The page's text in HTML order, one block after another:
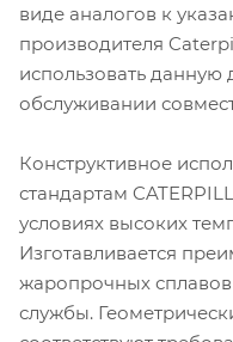
виде аналогов к
производителя
использовать данную
обслуживании
Конструктивное
стандартам
условиях высоких
Изготавливается
жаропрочных сплавов
службы.